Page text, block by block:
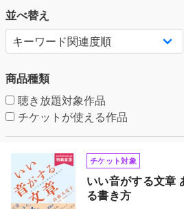
並べ替え
商品種類
聴き放題対象作品
チケットが使える作品
チケット対象
いい音がする文章
る書き方